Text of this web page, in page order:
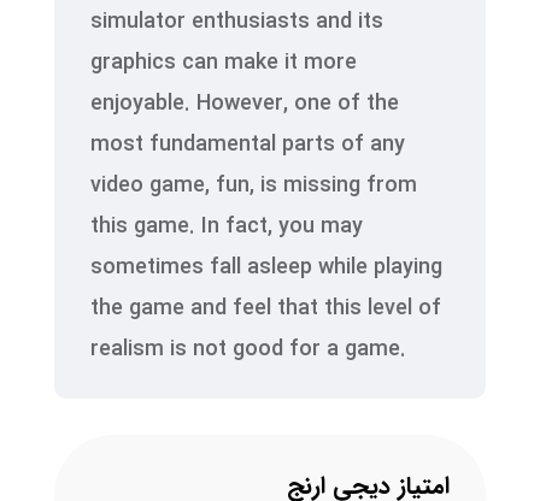
simulator enthusiasts and its
graphics can make it more
enjoyable. However, one of the
most fundamental parts of any
video game, fun, is missing from
this game. In fact, you may
sometimes fall asleep while playing
the game and feel that this level of
realism is not good for a game.
امتیاز دیجی ارنج